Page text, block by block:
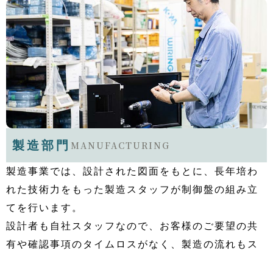
製造部門 MANUFACTURING
製造事業では、設計された図面をもとに、長年培わ
れた技術力をもった製造スタッフが制御盤の組み立
てを行います。
設計者も自社スタッフなので、お客様のご要望の共
有や確認事項のタイムロスがなく、製造の流れもス